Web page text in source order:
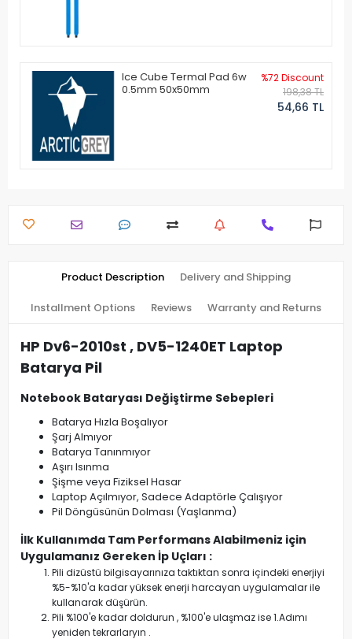
Ice Cube Termal Pad 6w
0.5mm 50x50mm
%72 Discount
198,38 TL
54,66 TL
Product Description Delivery and Shipping
Installment Options Reviews Warranty and Returns
HP Dv6-2010st , DV5-1240ET Laptop
Batarya Pil
Notebook Bataryası Değiştirme Sebepleri
Batarya Hızla Boşalıyor
Şarj Almıyor
Batarya Tanınmıyor
Aşırı Isınma
Şişme veya Fiziksel Hasar
Laptop Açılmıyor, Sadece Adaptörle Çalışıyor
Pil Döngüsünün Dolması (Yaşlanma)
İlk Kullanımda Tam Performans Alabilmeniz için
Uygulamanız Gereken İp Uçları :
Pili dizüstü bilgisayarınıza taktıktan sonra içindeki enerjiyi
%5-%10'a kadar yüksek enerji harcayan uygulamalar ile
kullanarak düşürün.
Pili %100'e kadar doldurun , %100'e ulaşmaz ise 1.Adımı
yeniden tekrarlaryın .